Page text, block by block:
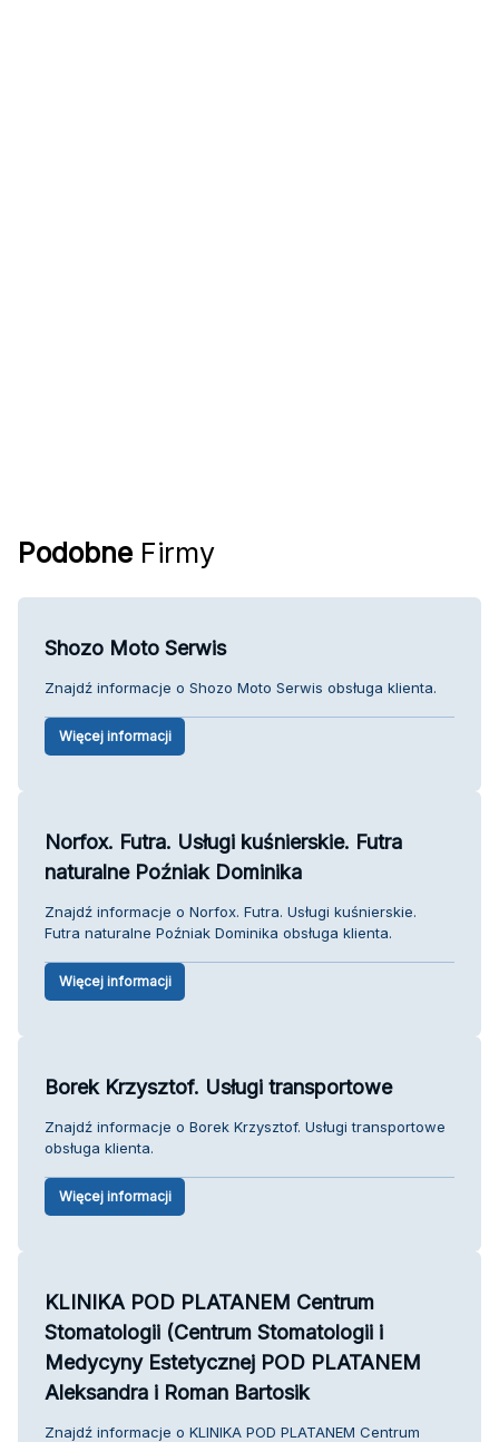
Podobne Firmy
Shozo Moto Serwis
Znajdź informacje o Shozo Moto Serwis obsługa klienta.
Więcej informacji
Norfox. Futra. Usługi kuśnierskie. Futra
naturalne Poźniak Dominika
Znajdź informacje o Norfox. Futra. Usługi kuśnierskie.
Futra naturalne Poźniak Dominika obsługa klienta.
Więcej informacji
Borek Krzysztof. Usługi transportowe
Znajdź informacje o Borek Krzysztof. Usługi transportowe
obsługa klienta.
Więcej informacji
KLINIKA POD PLATANEM Centrum
Stomatologii (Centrum Stomatologii i
Medycyny Estetycznej POD PLATANEM
Aleksandra i Roman Bartosik
Znajdź informacje o KLINIKA POD PLATANEM Centrum